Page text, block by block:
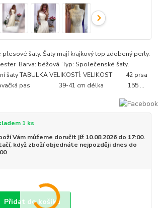
šaty. Šaty mají krajkový top zdobený perly.
Barva: béžová Typ: Společenské šaty,
šaty TABULKA VELIKOSTÍ: VELIKOST 42 prsa
pas 39-41 cm délka 155 ...
1 ks
Vám můžeme doručit již 10.08.2026 do 17:00.
když zboží objednáte nejpozději dnes do
Přidat do košíku